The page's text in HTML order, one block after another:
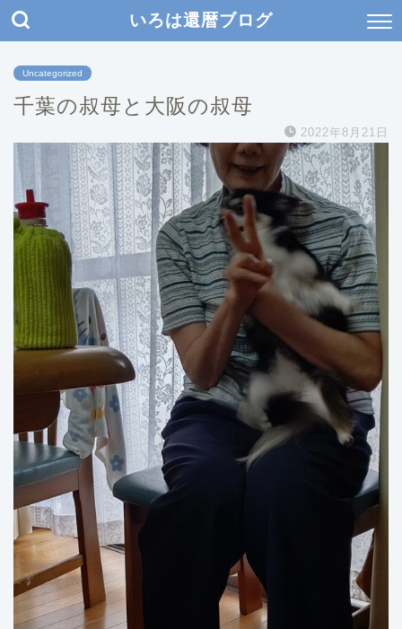
いろは還暦ブログ
Uncategorized
千葉の叔母と大阪の叔母
2022年8月21日